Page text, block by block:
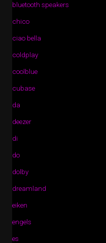
bluetooth speakers
chico
ciao bella
coldplay
coolblue
cubase
da
deezer
di
do
dolby
dreamland
eiken
engels
es